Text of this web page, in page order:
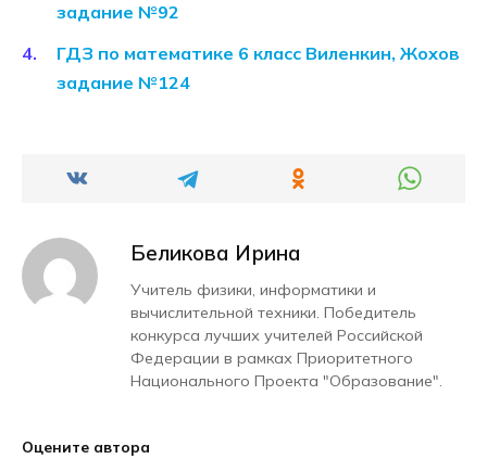
задание №92
ГДЗ по математике 6 класс Виленкин, Жохов
задание №124
Беликова Ирина
Учитель физики, информатики и
вычислительной техники. Победитель
конкурса лучших учителей Российской
Федерации в рамках Приоритетного
Национального Проекта "Образование".
Оцените автора